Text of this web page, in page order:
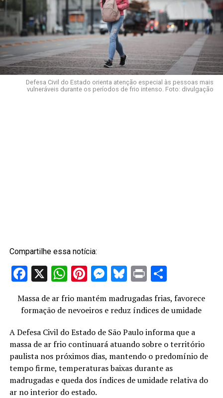
Defesa Civil do Estado orienta atenção especial às pessoas mais
vulneráveis durante os períodos de frio intenso. Foto: divulgação
Compartilhe essa notícia:
Facebook
X WhatsApp
Pinterest
Messenger
Bluesky
PrintShare
Massa de ar frio mantém madrugadas frias, favorece
formação de nevoeiros e reduz índices de umidade
A Defesa Civil do Estado de São Paulo informa que a
massa de ar frio continuará atuando sobre o território
paulista nos próximos dias, mantendo o predomínio de
tempo firme, temperaturas baixas durante as
madrugadas e queda dos índices de umidade relativa do
ar no interior do estado.